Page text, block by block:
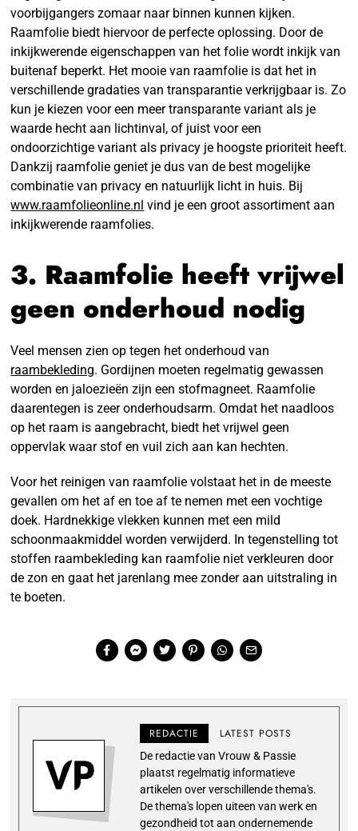
voorbijgangers zomaar naar binnen kunnen kijken.
Raamfolie biedt hiervoor de perfecte oplossing. Door de
inkijkwerende eigenschappen van het folie wordt inkijk van
buitenaf beperkt. Het mooie van raamfolie is dat het in
verschillende gradaties van transparantie verkrijgbaar is. Zo
kun je kiezen voor een meer transparante variant als je
waarde hecht aan lichtinval, of juist voor een
ondoorzichtige variant als privacy je hoogste prioriteit heeft.
Dankzij raamfolie geniet je dus van de best mogelijke
combinatie van privacy en natuurlijk licht in huis. Bij
www.raamfolieonline.nl vind je een groot assortiment aan
inkijkwerende raamfolies.
3. Raamfolie heeft vrijwel
geen onderhoud nodig
Veel mensen zien op tegen het onderhoud van
raambekleding. Gordijnen moeten regelmatig gewassen
worden en jaloezieën zijn een stofmagneet. Raamfolie
daarentegen is zeer onderhoudsarm. Omdat het naadloos
op het raam is aangebracht, biedt het vrijwel geen
oppervlak waar stof en vuil zich aan kan hechten.
Voor het reinigen van raamfolie volstaat het in de meeste
gevallen om het af en toe af te nemen met een vochtige
doek. Hardnekkige vlekken kunnen met een mild
schoonmaakmiddel worden verwijderd. In tegenstelling tot
stoffen raambekleding kan raamfolie niet verkleuren door
de zon en gaat het jarenlang mee zonder aan uitstraling in
te boeten.
REDACTIE LATEST POSTS
De redactie van Vrouw & Passie
plaatst regelmatig informatieve
artikelen over verschillende thema's.
De thema's lopen uiteen van werk en
gezondheid tot aan ondernemende